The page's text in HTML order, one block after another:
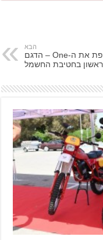
הבא
הארלי חושפת את ה-One – הדגם
בחטיבת החשמל